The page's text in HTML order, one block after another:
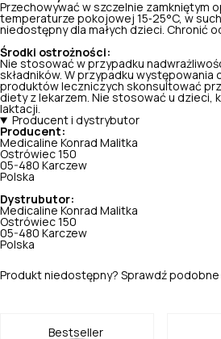
Przechowywać w szczelnie zamkniętym
temperaturze pokojowej 15‑25°C, w
niedostępny dla małych dzieci. Chronić
Środki ostrożności:
Nie stosować w przypadku
składników. W przypadku występowania
produktów leczniczych skonsultować
diety z lekarzem. Nie stosować u dzieci,
laktacji.
Producent i dystrybutor
Producent:
Medicaline Konrad Malitka
Ostrówiec 150
05-480 Karczew
Polska
Dystrubutor:
Medicaline Konrad Malitka
Ostrówiec 150
05-480 Karczew
Polska
Produkt niedostępny? Sprawdź
Bestseller